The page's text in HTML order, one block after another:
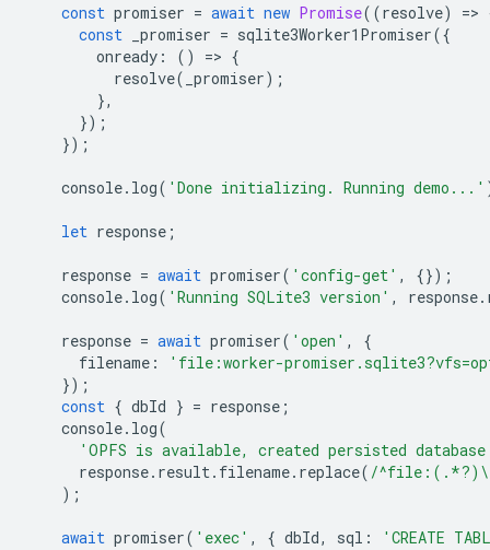
const promiser = await new Promise((resolve) =>
const
_promiser = sqlite3Worker1Promiser({
onready : () => {
resolve( _promiser);
},
});
});
console. log( 'Done initializing. Running demo...'
let response ;
response = await promiser( 'config-get' ,
{});
console. log( 'Running SQLite3 version' , response.
response = await promiser( 'open' ,
{
filename :
'file:worker-
});
const { dbId } = response ;
console. log(
'OPFS is available, created persisted
response. result. filename. replace( /
);
await promiser( 'exec' , { dbId, sql :
'CREATE